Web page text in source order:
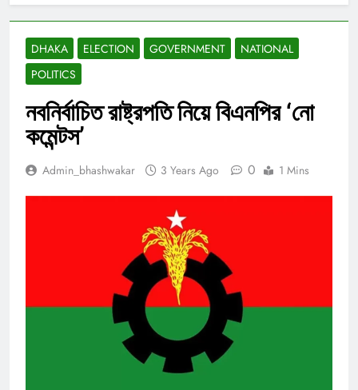
DHAKA ELECTION GOVERNMENT
NATIONAL
POLITICS
নবনির্বাচিত রাষ্ট্রপতি নিয়ে বিএনপির ‘নো
কমেন্টস’
Admin_bhashwakar 3 Years Ago 0 1 Mins